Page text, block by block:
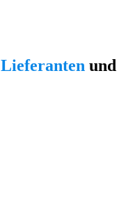
Lieferanten und